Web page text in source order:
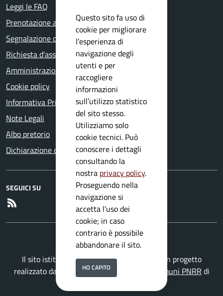
Leggi le FAQ
Prenotazione appuntamento
Segnalazione disservizio
Richiesta d'assistenza
Amministrazione trasparente
Cookie policy
Informativa Privacy
Note Legali
Albo pretorio
Dichiarazione di accessibilità
SEGUICI SU
Il sito istituzionale del Comune di Mura è un progetto
realizzato da
Secoval srlcon la Soluzione Comuni PNRR di
Questo sito fa uso di
cookie per migliorare
l’esperienza di
navigazione degli
utenti e per
raccogliere
informazioni
sull’utilizzo statistico
del sito stesso.
Utilizziamo solo
cookie tecnici. Può
conoscere i dettagli
consultando la
nostra privacy policy.
Proseguendo nella
navigazione si
accetta l’uso dei
cookie; in caso
contrario è possibile
abbandonare il sito.
HO CAPITO